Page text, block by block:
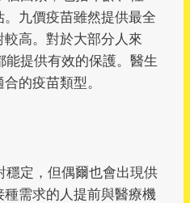
九價疫苗雖然提供最全
高。對於大部分人來
提供有效的保護。醫生
的疫苗類型。
定，但偶爾也會出現供
需求的人提前與醫療機